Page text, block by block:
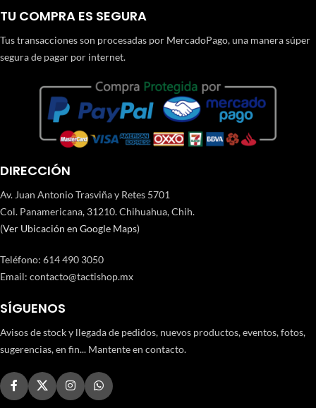
TU COMPRA ES SEGURA
Tus transacciones son procesadas por MercadoPago, una manera súper
segura de pagar por internet.
DIRECCIÓN
Av. Juan Antonio Trasviña y Retes 5701
Col. Panamericana, 31210. Chihuahua, Chih.
(Ver Ubicación en Google Maps)
Teléfono: 614 490 3050
Email: contacto@tactishop.mx
SÍGUENOS
Avisos de stock y llegada de pedidos, nuevos productos, eventos, fotos,
sugerencias, en fin... Mantente en contacto.